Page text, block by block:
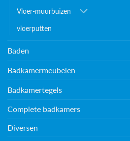
Vloer-muurbuizen
vloerputten
Baden
Badkamermeubelen
Badkamertegels
Complete badkamers
Diversen